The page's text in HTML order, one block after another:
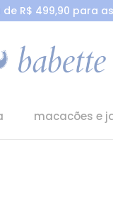
R$ 499,90 para
macacões e